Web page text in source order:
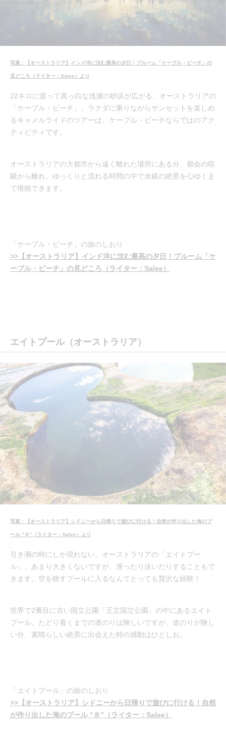
写真：【オーストラリア】インド洋に沈む最高の夕日！ブルーム「ケーブル・ビーチ」の
見どころ（ライター：Salee）より
22キロに渡って真っ白な浅瀬の砂浜が広がる、オーストラリアの
「ケーブル・ビーチ」。ラクダに乗りながらサンセットを楽しめ
るキャメルライドのツアーは、ケーブル・ビーチならではのアク
ティビティです。
オーストラリアの大都市から遠く離れた場所にある分、都会の喧
騒から離れ、ゆっくりと流れる時間の中で水鏡の絶景を心ゆくま
で堪能できます。
「ケーブル・ビーチ」の旅のしおり
>>【オーストラリア】インド洋に沈む最高の夕日！ブルーム「ケ
ーブル・ビーチ」の見どころ（ライター：Salee）
エイトプール（オーストラリア）
写真：【オーストラリア】シドニーから日帰りで遊びに行ける！自然が作り出した海のプ
ール “８”（ライター：Salee）より
引き潮の時にしか現れない、オーストラリアの「エイトプー
ル」。あまり大きくないですが、潜ったり泳いだりすることもで
きます。空を映すプールに入るなんてとっても贅沢な経験！
世界で2番目に古い国立公園「王立国立公園」の中にあるエイト
プール。たどり着くまでの道のりは険しいですが、道のりが険し
い分、素晴らしい絶景に出会えた時の感動はひとしお。
「エイトプール」の旅のしおり
>>【オーストラリア】シドニーから日帰りで遊びに行ける！自然
が作り出した海のプール “８”（ライター：Salee）